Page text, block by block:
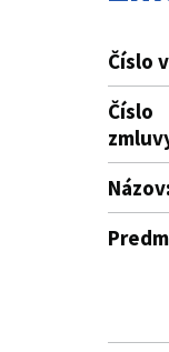
Číslo
Číslo
Názov: